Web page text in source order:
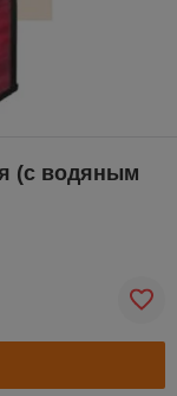
(с водяным